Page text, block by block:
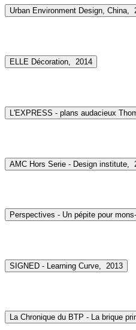
Urban Environment Design, China,
ELLE Décoration, 2014
L'EXPRESS - plans audacieux
AMC Hors Serie - Design institute,
Perspectives - Un pépite pour
SIGNED - Learning Curve, 2013
La Chronique du BTP - La brique